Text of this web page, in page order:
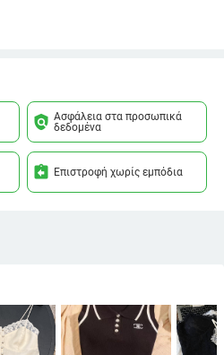
policy Ασφάλεια στα προσωπικά
δεδομένα
assignment_return Επιστροφή χωρίς εμπόδια